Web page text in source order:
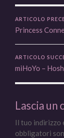
ARTICOLO
Princess
ARTICOLO
miHoYo –
Lascia un
Il tuo indirizzo
obbligatori